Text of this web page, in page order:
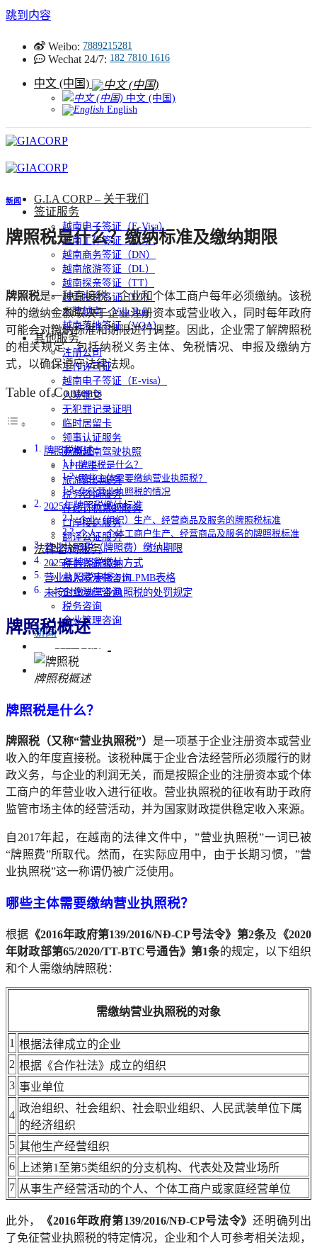
跳到内容
Weibo: 7889215281
Wechat 24/7: 182 7810 1616
中文 (中国)
中文 (中国)
English
G.I.A CORP – 关于我们
签证服务
越南电子签证（E-Visa）
越南工作签证（LĐ）
越南商务签证（DN）
越南旅游签证（DL）
越南探亲签证（TT）
越南投资签证（ĐT）
木牌越南 – Visa Run
越南落地签证（VOA）
其他服务
注册公司
工作许可证
越南电子签证（E-visa）
入境批文
无犯罪记录证明
临时居留卡
领事认证服务
更换越南驾驶执照
APEC卡
旅游组织服务
税务咨询服务
在线订机票的服务
口岸接送服务
翻译公证服务
法律咨询服务
税务咨询服务
出入境法律咨询
企业法律咨询
税务咨询
企业管理咨询
新闻
新闻
牌照税是什么？缴纳标准及缴纳期限
牌照税是一种直接税，企业和个体工商户每年必须缴纳。该税
种的缴纳金额取决于企业注册资本或营业收入，同时每年政府
可能会对缴纳标准和期限进行调整。因此，企业需了解牌照税
的相关规定，包括纳税义务主体、免税情况、申报及缴纳方
式，以确保遵守法律法规。
Table of Contents
牌照税概述
牌照税是什么？
哪些主体需要缴纳营业执照税？
免征营业执照税的情况
2025年牌照税缴纳标准
企业（组织）生产、经营商品及服务的牌照税标准
个人、个体工商户生产、经营商品及服务的牌照税标准
营业执照税（牌照费）缴纳期限
2025年牌照税缴纳方式
营业执照税申报 01/LPMB表格
未按时缴纳营业执照税的处罚规定
牌照税概述
牌照税概述
牌照税是什么？
牌照税（又称“营业执照税”） 是一项基于企业注册资本或营业
收入的年度直接税。该税种属于企业合法经营所必须履行的财
政义务，与企业的利润无关，而是按照企业的注册资本或个体
工商户的年营业收入进行征收。营业执照税的征收有助于政府
监管市场主体的经营活动，并为国家财政提供稳定收入来源。
自2017年起，在越南的法律文件中，”营业执照税”一词已被
“牌照费”所取代。然而，在实际应用中，由于长期习惯，”营
业执照税”这一称谓仍被广泛使用。
哪些主体需要缴纳营业执照税？
根据 《2016年政府第139/2016/NĐ-CP号法令》第2条及 《2020
年财政部第65/2020/TT-BTC号通告》第1条的规定，以下组织
和个人需缴纳牌照税：
需缴纳营业执照税的对象
1 根据法律成立的企业
2 根据《合作社法》成立的组织
3 事业单位
4
政治组织、社会组织、社会职业组织、人民武装单位下属
的经济组织
5 其他生产经营组织
6
上述第1至第5类组织的分支机构、代表处及营业场所
7 从事生产经营活动的个人、个体工商户或家庭经营单位
此外， 《2016年政府第139/2016/NĐ-CP号法令》还明确列出
了免征营业执照税的特定情况，企业和个人可参考相关法规，